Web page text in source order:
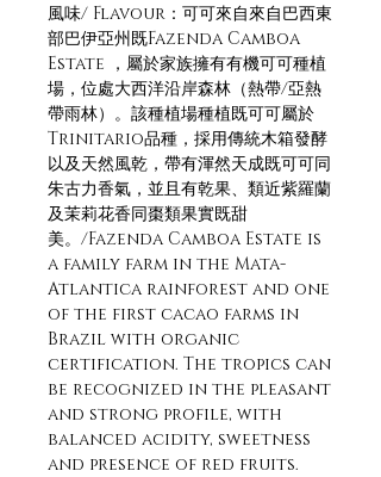
風味/ Flavour：可可來自來自巴西東
部巴伊亞州既Fazenda Camboa
Estate ，屬於家族擁有有機可可種植
場，位處大西洋沿岸森林（熱帶/亞熱
帶雨林）。該種植場種植既可可屬於
Trinitario品種，採用傳統木箱發酵
以及天然風乾，帶有渾然天成既可可同
朱古力香氣，並且有乾果、類近紫羅蘭
及茉莉花香同棗類果實既甜
美。/Fazenda Camboa Estate is
a family farm in the Mata-
Atlantica rainforest and one
of the first cacao farms in
Brazil with organic
certification. The tropics can
be recognized in the pleasant
and strong profile, with
balanced acidity, sweetness
and presence of red fruits.